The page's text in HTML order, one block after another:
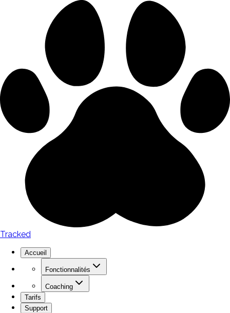
Tracked
Accueil
Fonctionnalités
Coaching
Tarifs
Support